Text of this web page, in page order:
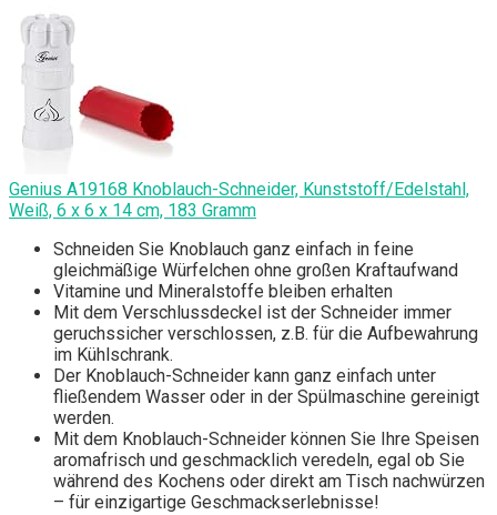
Genius A19168 Knoblauch-Schneider, Kunststoff/Edelstahl,
Weiß, 6 x 6 x 14 cm, 183 Gramm
Schneiden Sie Knoblauch ganz einfach in feine
gleichmäßige Würfelchen ohne großen Kraftaufwand
Vitamine und Mineralstoffe bleiben erhalten
Mit dem Verschlussdeckel ist der Schneider immer
geruchssicher verschlossen, z.B. für die Aufbewahrung
im Kühlschrank.
Der Knoblauch-Schneider kann ganz einfach unter
fließendem Wasser oder in der Spülmaschine gereinigt
werden.
Mit dem Knoblauch-Schneider können Sie Ihre Speisen
aromafrisch und geschmacklich veredeln, egal ob Sie
während des Kochens oder direkt am Tisch nachwürzen
– für einzigartige Geschmackserlebnisse!